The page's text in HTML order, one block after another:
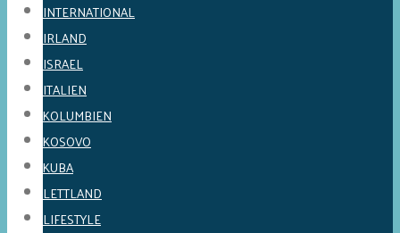
INTERNATIONAL
IRLAND
ISRAEL
ITALIEN
KOLUMBIEN
KOSOVO
KUBA
LETTLAND
LIFESTYLE